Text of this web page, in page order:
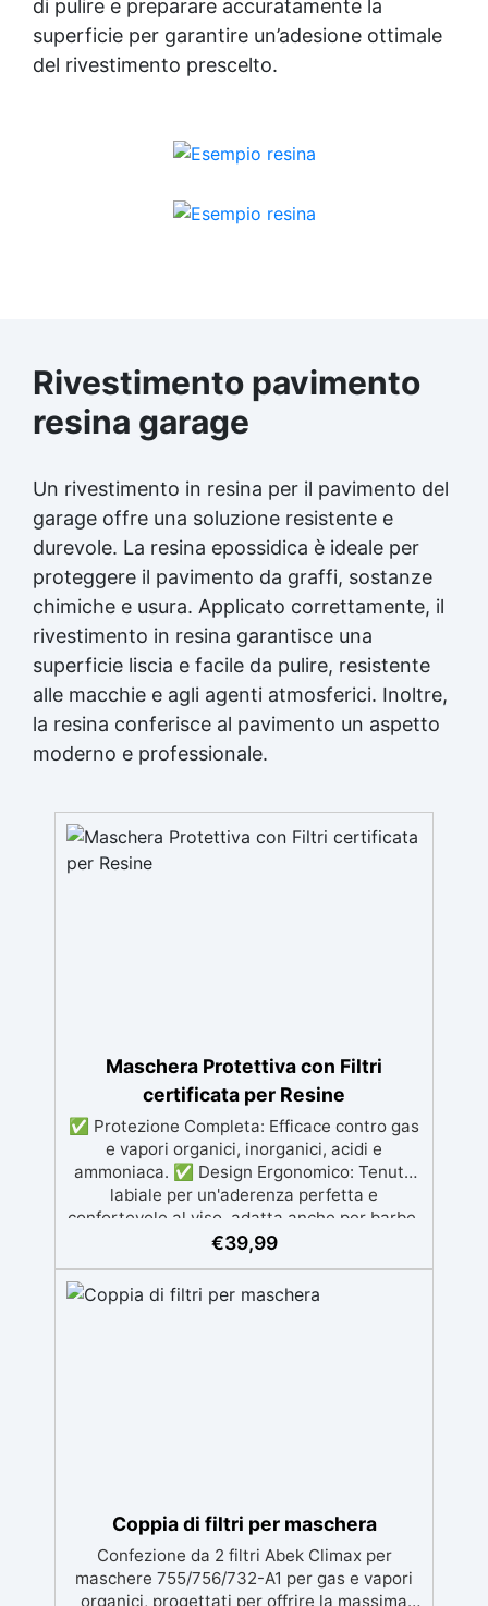
di pulire e preparare accuratamente la
superficie per garantire un’adesione ottimale
del rivestimento prescelto.
Rivestimento pavimento
resina garage
Un rivestimento in resina per il pavimento del
garage offre una soluzione resistente e
durevole. La resina epossidica è ideale per
proteggere il pavimento da graffi, sostanze
chimiche e usura. Applicato correttamente, il
rivestimento in resina garantisce una
superficie liscia e facile da pulire, resistente
alle macchie e agli agenti atmosferici. Inoltre,
la resina conferisce al pavimento un aspetto
moderno e professionale.
Maschera Protettiva con Filtri
certificata per Resine
✅ Protezione Completa: Efficace contro gas
e vapori organici, inorganici, acidi e
ammoniaca. ✅ Design Ergonomico: Tenuta
labiale per un'aderenza perfetta e
confortevole al viso, adatta anche per barbe.
✅ Materiali Resistenti: Corpo in gomma
densità (HDPE). ✅ Filtri di Alta Qualità:
Modelli Climax 755 e 756, con carbone attivo
€39,99
Coppia di filtri per maschera
Confezione da 2 filtri Abek Climax per
maschere 755/756/732-A1 per gas e vapori
organici, progettati per offrire la massima